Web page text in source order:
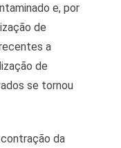
e, por
de
a
de
se tornou
da